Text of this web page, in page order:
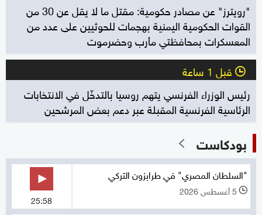
"رويترز" عن مصادر حكومية: مقتل ما لا يقل عن 30 من
القوات الحكومية اليمنية بهجمات للحوثيين على عدد من
المعسكرات بمحافظتي مأرب وحضرموت
l قبل 1 ساعة
رئيس الوزراء الفرنسي يتهم روسيا بالتدخّل في الانتخابات
الرئاسية الفرنسية المقبلة عبر دعم بعض المرشحين
بودكاست
"السلطان المصري" في طرابزون التركي
l 5 أغسطس 2026
25:58